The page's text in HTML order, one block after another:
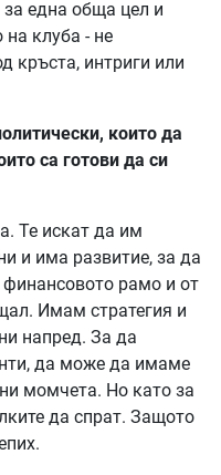
една обща цел и
клуба - не
кръста, интриги или
които да
са готови да си
Те искат да им
и има развитие, за да
рамо и от
Имам стратегия и
напред. За да
да може да имаме
момчета. Но като за
да спрат. Защото